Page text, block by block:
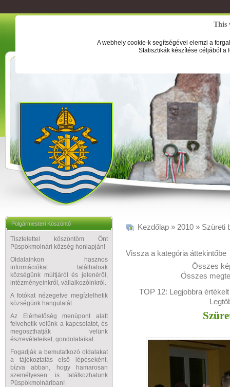
This
A webhely cookie-k segítségével elemzi a
Statisztikák készítése céljából a
Polgármesteri Köszöntő
Tisztelettel köszöntöm Önt
Püspökmolnári község honlapján!
Oldalainkon hasznos
információkat találhatnak
községünk múltjáról és jelenéről,
intézményeinkről, vállalkozóinkról.
A fotókat nézegetve megízlelhetik
községünk hangulatát.
Az Elérhetőség menüpont alatt
felvehetik velünk a kapcsolatot, és
megoszthatják velünk
észrevételeiket, gondolataikat.
Fogadják a bemutatkozó oldalakat
a tájékoztatás első lépéseként,
bízva abban, hogy hamarosan
személyesen is találkozhatunk
Püspökmolnáriban!
Kezdőlap » 2010 » Szüreti
Vissza a kategória áttekintőbe
Összes
Összes
TOP 12: Legjobbra értékelt